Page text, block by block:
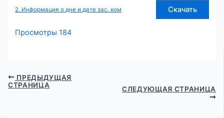
2. Информация о дне и дате зас. ком
Скачать
Просмотры 184
ПРЕДЫДУЩАЯ
СТРАНИЦА
СЛЕДУЮЩАЯ СТРАНИЦА